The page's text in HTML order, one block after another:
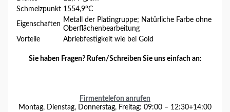
Schmelzpunkt 1554,9°C
Eigenschaften
Metall der Platingruppe; Natürliche Farbe ohne
Oberflächenbearbeitung
Vorteile
Abriebfestigkeit wie bei Gold
Sie haben Fragen? Rufen/Schreiben Sie uns einfach an:
Firmentelefon anrufen
Montag, Dienstag, Donnerstag, Freitag: 09:00 – 12:30+14:00